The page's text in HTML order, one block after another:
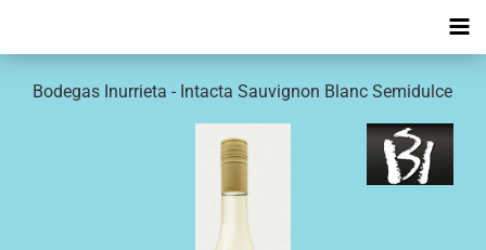
Bodegas Inurrieta - Intacta Sauvignon Blanc Semidulce